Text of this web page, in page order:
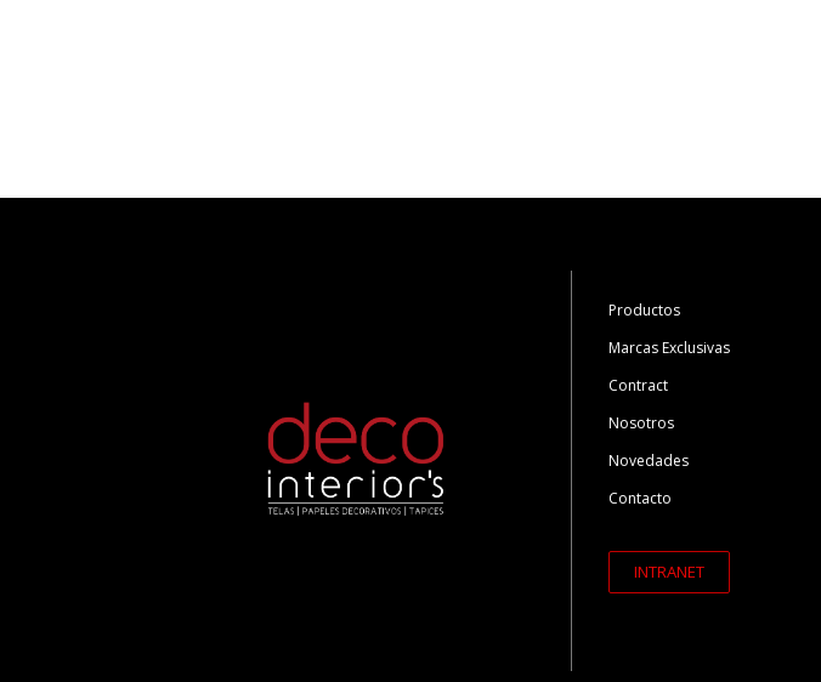
Productos
Marcas Exclusivas
Contract
Nosotros
Novedades
Contacto
INTRANET